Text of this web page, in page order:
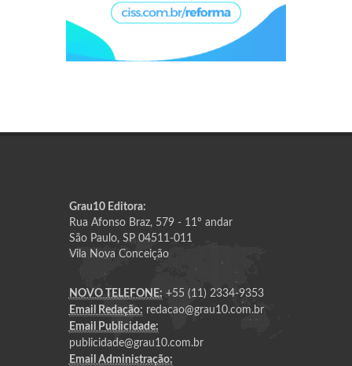
Grau10 Editora:
Rua Afonso Braz, 579 - 11º andar
São Paulo, SP 04511-011
Vila Nova Conceição
NOVO TELEFONE: +55 (11) 2334-9353
Email Redação: redacao@grau10.com.br
Email Publicidade:
publicidade@grau10.com.br
Email Administração: